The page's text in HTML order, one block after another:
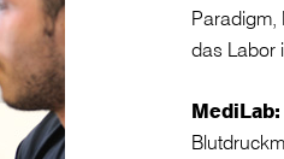
Paradigm,
das Labor
MediLab: